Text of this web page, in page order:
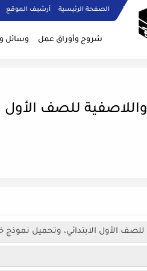
الصفحة الرئيسية أرشيف الموقع
شروح وأوراق عمل وسائل
للصف الأول
الأول الابتدائي، وتحميل